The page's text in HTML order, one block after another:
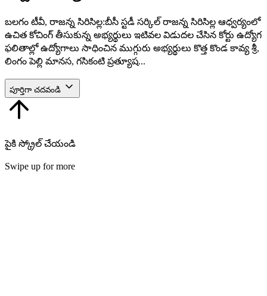
బలగం టీవీ, రాజన్న సిరిసిల్ల:బీసీ స్టడీ సర్కిల్ రాజన్న సిరిసిల్ల ఆధ్వర్యంలో
ఉచిత కోచింగ్ తీసుకున్న అభ్యర్థులు ఇటివల విడుదల చేసిన కోర్టు ఉద్యోగ
ఫలితాల్లో ఉద్యోగాలు సాధించిన ముగ్గురు అభ్యర్థులు కొత్త కొండ కావ్య శ్రీ,
లింగం పెల్లి మానస, గసికంటి ప్రత్యూష...
పూర్తిగా చదవండి
పైకి స్క్రోల్ చేయండి
Swipe up for more